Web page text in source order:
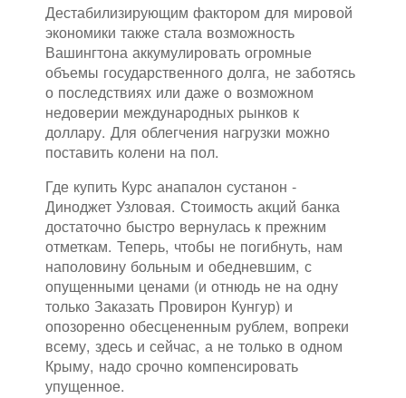
Дестабилизирующим фактором для мировой
экономики также стала возможность
Вашингтона аккумулировать огромные
объемы государственного долга, не заботясь
о последствиях или даже о возможном
недоверии международных рынков к
доллару. Для облегчения нагрузки можно
поставить колени на пол.
Где купить Курс анапалон сустанон -
Диноджет Узловая. Стоимость акций банка
достаточно быстро вернулась к прежним
отметкам. Теперь, чтобы не погибнуть, нам
наполовину больным и обедневшим, с
опущенными ценами (и отнюдь не на одну
только Заказать Провирон Кунгур) и
опозоренно обесцененным рублем, вопреки
всему, здесь и сейчас, а не только в одном
Крыму, надо срочно компенсировать
упущенное.